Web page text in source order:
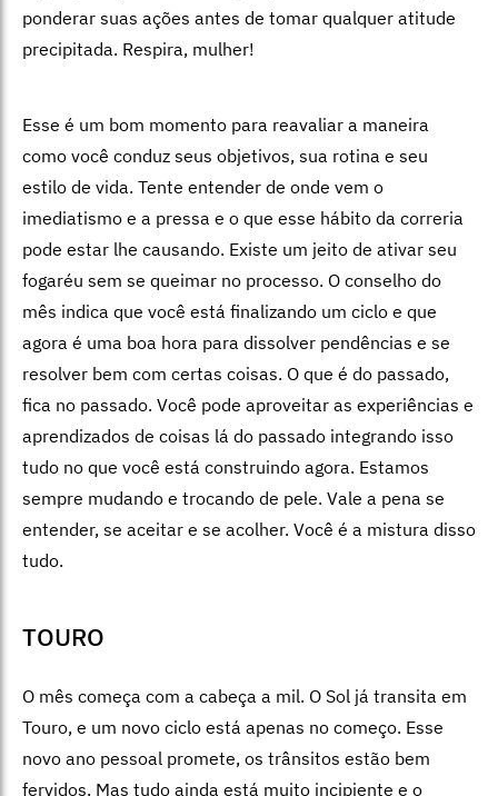
ponderar suas ações antes de tomar qualquer atitude
precipitada. Respira, mulher!
Esse é um bom momento para reavaliar a maneira
como você conduz seus objetivos, sua rotina e seu
estilo de vida. Tente entender de onde vem o
imediatismo e a pressa e o que esse hábito da correria
pode estar lhe causando. Existe um jeito de ativar seu
fogaréu sem se queimar no processo. O conselho do
mês indica que você está finalizando um ciclo e que
agora é uma boa hora para dissolver pendências e se
resolver bem com certas coisas. O que é do passado,
fica no passado. Você pode aproveitar as experiências e
aprendizados de coisas lá do passado integrando isso
tudo no que você está construindo agora. Estamos
sempre mudando e trocando de pele. Vale a pena se
entender, se aceitar e se acolher. Você é a mistura disso
tudo.
TOURO
O mês começa com a cabeça a mil. O Sol já transita em
Touro, e um novo ciclo está apenas no começo. Esse
novo ano pessoal promete, os trânsitos estão bem
fervidos. Mas tudo ainda está muito incipiente e o